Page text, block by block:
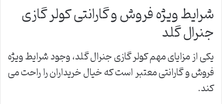
شرایط ویژه فروش و گارانتی کولر گازی
جنرال گلد
یکی از مزایای مهم کولر گازی جنرال گلد، وجود شرایط ویژه
فروش و گارانتی معتبر است که خیال خریداران را راحت می
کند.